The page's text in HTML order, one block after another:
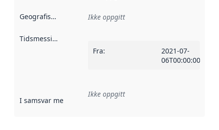
Geografisk avgrensning :
Ikke oppgitt
Tidsmessig avgrensning
Fra:
2021-07-
06T00:00:00Z
I samsvar med Referanse til en implementasjonsregel
Ikke oppgitt